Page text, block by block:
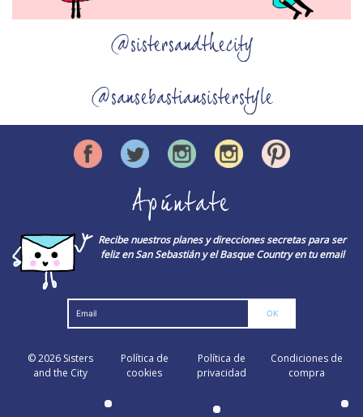
@sistersandthecity
@sansebastiansisterstyle
Apúntate
Recibe nuestros planes y direcciones secretas para ser
feliz en San Sebastián y el Basque Country en tu email
© 2026 Sisters
and the City
Política de
cookies
Política de
privacidad
Condiciones de
compra